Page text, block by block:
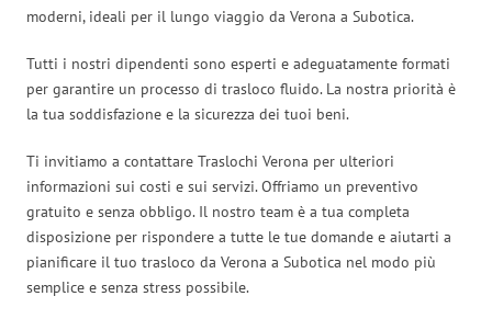
moderni, ideali per il lungo viaggio da Verona a Subotica.
Tutti i nostri dipendenti sono esperti e adeguatamente formati
per garantire un processo di trasloco fluido. La nostra priorità è
la tua soddisfazione e la sicurezza dei tuoi beni.
Ti invitiamo a contattare Traslochi Verona per ulteriori
informazioni sui costi e sui servizi. Offriamo un preventivo
gratuito e senza obbligo. Il nostro team è a tua completa
disposizione per rispondere a tutte le tue domande e aiutarti a
pianificare il tuo trasloco da Verona a Subotica nel modo più
semplice e senza stress possibile.